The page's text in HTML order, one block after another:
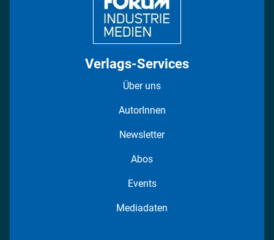
Verlags-Services
Über uns
AutorInnen
Newsletter
Abos
Events
Mediadaten